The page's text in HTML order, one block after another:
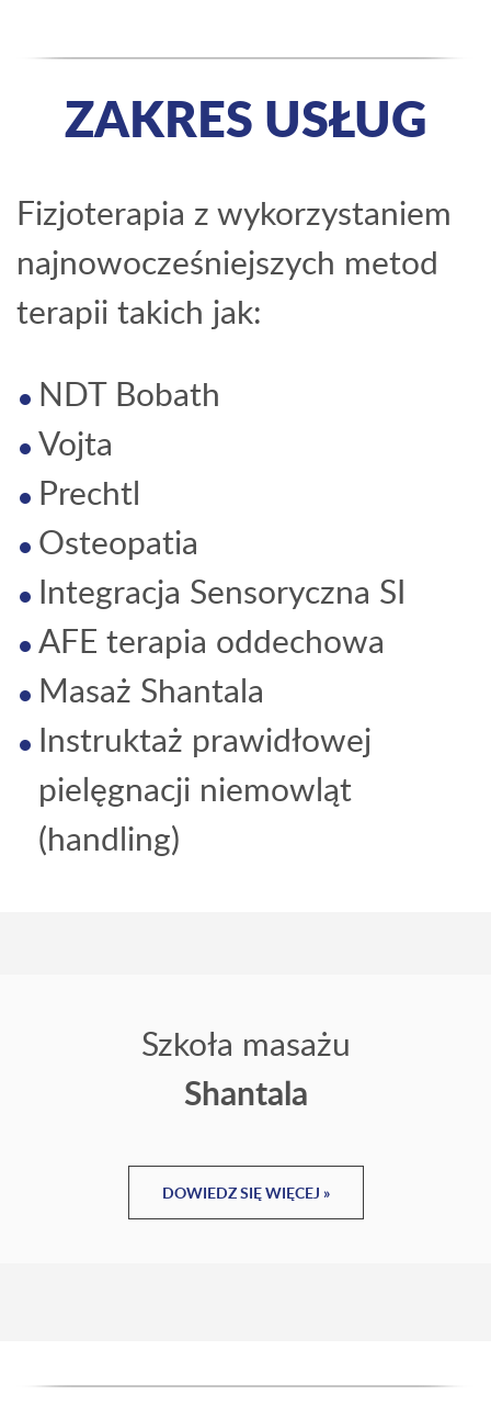
ZAKRES USŁUG
Fizjoterapia z wykorzystaniem
najnowocześniejszych metod
terapii takich jak:
NDT Bobath
Vojta
Prechtl
Osteopatia
Integracja Sensoryczna SI
AFE terapia oddechowa
Masaż Shantala
Instruktaż prawidłowej
pielęgnacji niemowląt
(handling)
Szkoła masażu
Shantala
DOWIEDZ SIĘ WIĘCEJ »